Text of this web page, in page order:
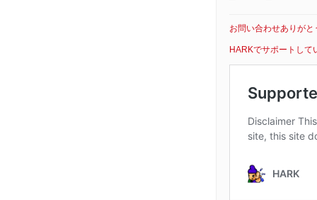
お問い合わせありが
HARKでサポートして